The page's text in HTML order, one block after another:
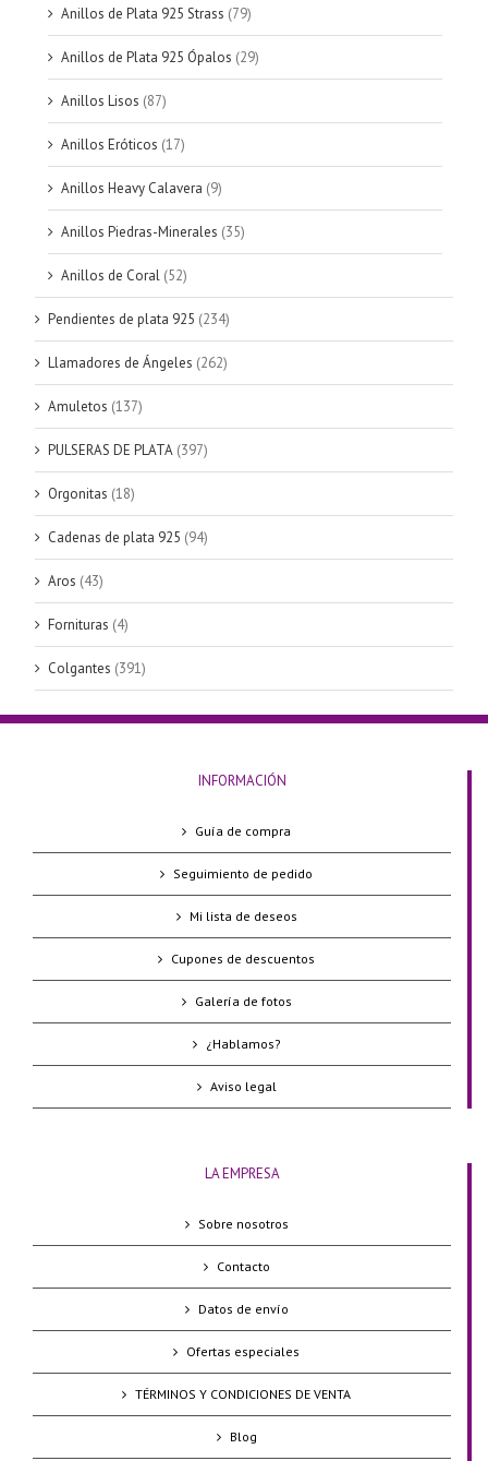
Anillos de Plata 925 Strass (79)
Anillos de Plata 925 Ópalos (29)
Anillos Lisos (87)
Anillos Eróticos (17)
Anillos Heavy Calavera (9)
Anillos Piedras-Minerales (35)
Anillos de Coral (52)
Pendientes de plata 925 (234)
Llamadores de Ángeles (262)
Amuletos (137)
PULSERAS DE PLATA (397)
Orgonitas (18)
Cadenas de plata 925 (94)
Aros (43)
Fornituras (4)
Colgantes (391)
INFORMACIÓN
Guía de compra
Seguimiento de pedido
Mi lista de deseos
Cupones de descuentos
Galería de fotos
¿Hablamos?
Aviso legal
LA EMPRESA
Sobre nosotros
Contacto
Datos de envío
Ofertas especiales
TÉRMINOS Y CONDICIONES DE VENTA
Blog